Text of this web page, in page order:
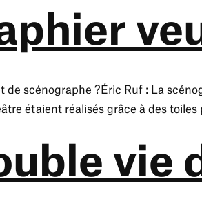
scénographe ?Éric Ruf : La
étaient réalisés grâce à des
vie